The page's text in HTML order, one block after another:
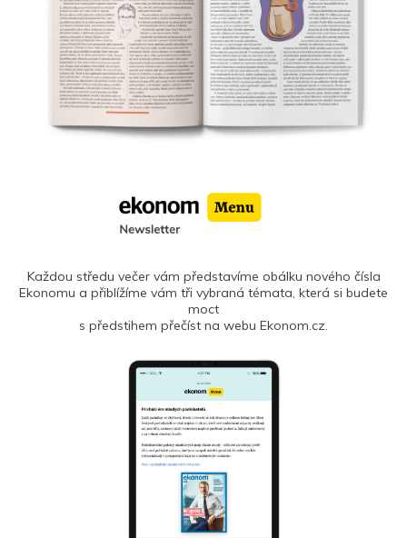
Každou středu večer vám představíme obálku nového čísla
Ekonomu a přiblížíme vám tři vybraná témata, která si budete
moct
s předstihem přečíst na webu Ekonom.cz.